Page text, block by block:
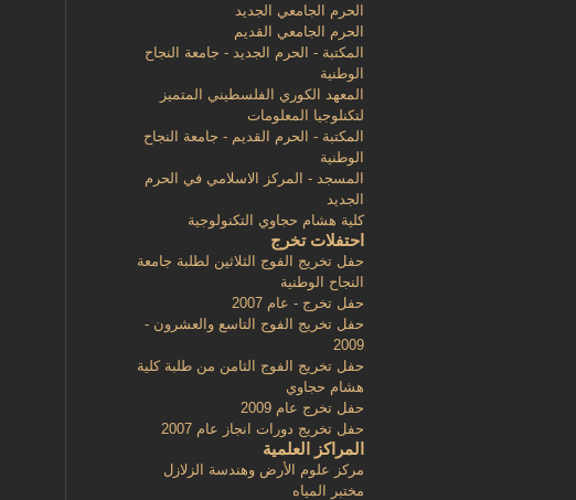
الحرم الجامعي الجديد
الحرم الجامعي القديم
المكتبة - الحرم الجديد - جامعة النجاح
الوطنية
المعهد الكوري الفلسطيني المتميز
لتكنلوجيا المعلومات
المكتبة - الحرم القديم - جامعة النجاح
الوطنية
المسجد - المركز الاسلامي في الحرم
الجديد
كلية هشام حجاوي التكنولوجية
احتفلات تخرج
حفل تخريج الفوج الثلاثين لطلبة جامعة
النجاح الوطنية
حفل تخرج - عام 2007
حفل تخريج الفوج التاسع والعشرون -
2009
حفل تخريج الفوج الثامن من طلبة كلية
هشام حجاوي
حفل تخرج عام 2009
حفل تخريج دورات انجاز عام 2007
المراكز العلمية
مركز علوم الأرض وهندسة الزلازل
مختبر المياه